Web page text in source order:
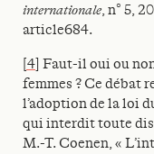
internationale, n° 5,
article684.
[4] Faut-il oui ou
femmes ? Ce débat
l’adoption de la loi
qui interdit toute
M.-T. Coenen, «